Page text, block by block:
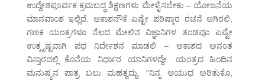
ಉದ್ದೇಶಪೂರ್ವಕ ಕ್ರಮಬದ್ಧ ಶಿಕ್ಷಣಗಳು ಮೇಳೈಸಬೇಕು – ಯೋಜನೆಯ
ಮಾನವಾಂಶ ಇಲ್ಲಿದೆ. ಆಕಾಶನೌಕೆ ಎಷ್ಟೇ ಪರಿಷ್ಕಾರ ರಚನೆ ಆಗಿರಲಿ,
ಗಣಕ ಯಂತ್ರಗಳೂ ನೆಲದ ಮೇಲಿನ ವಿಜ್ಞಾನಿಗಳ ತಂಡವೂ ಎಷ್ಟೇ
ಉತ್ಕೃಷ್ಟವಾಗಿ ಪಥ ನಿರ್ದೇಶನ ಮಾಡಲಿ – ಆಕಾಶದ ಅನಂತ
ವಿಸ್ತಾರದಲ್ಲಿ ಕೊನೆಯ ನಿರ್ಧಾರ ಯಾನಿಗಳದ್ದೇ. ಯಂತ್ರದ ಹಿಂದಿನ
ಮನುಷ್ಯನ ಪಾತ್ರ ಬಲು ಮಹತ್ವದ್ದು. “ನಿನ್ನ ಆಯುಧ ಅರಿತುಕೊ,